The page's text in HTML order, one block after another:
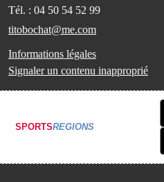
Tél. : 04 50 54 52 99
titobochat@me.com
Informations légales
Signaler un contenu inapproprié
SPORTSREGIONS